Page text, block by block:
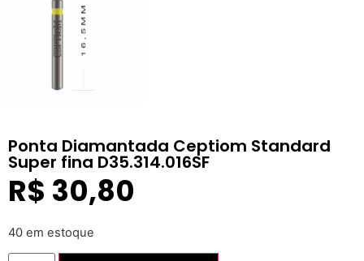
Ponta Diamantada Ceptiom Standard
Super fina D35.314.016SF
R$ 30,80
40 em estoque